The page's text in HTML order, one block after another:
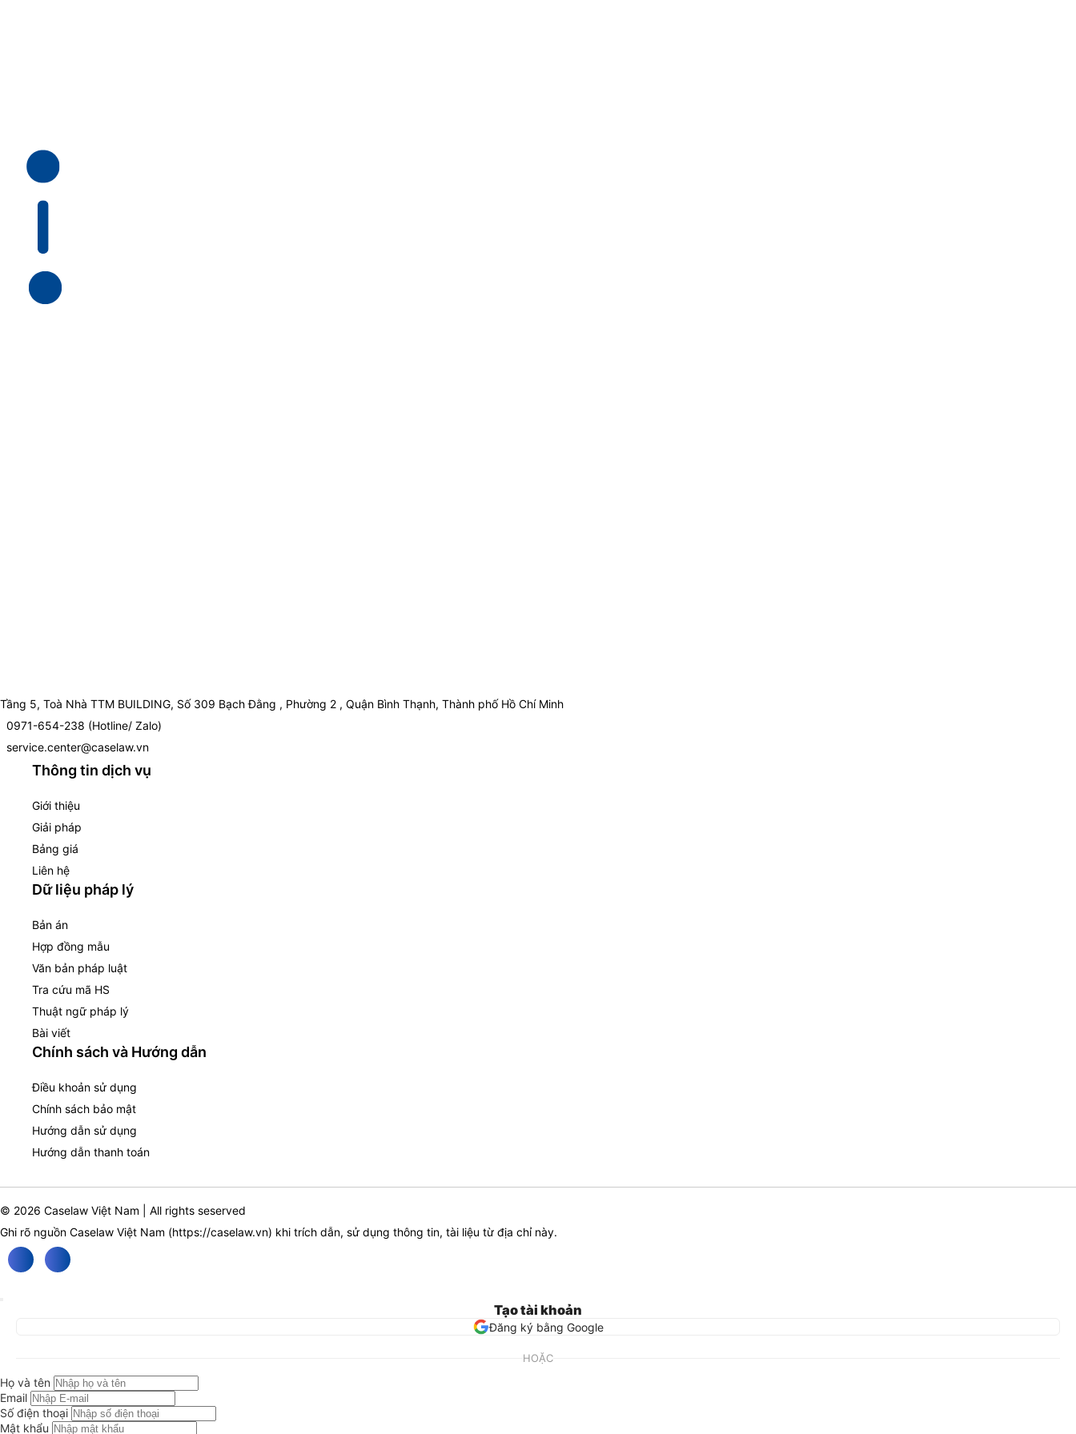
Tầng 5, Toà Nhà TTM BUILDING, Số 309 Bạch Đằng , Phường 2 , Quận Bình Thạnh, Thành phố Hồ Chí Minh
0971-654-238 (Hotline/ Zalo)
service.center@caselaw.vn
Thông tin dịch vụ
Giới thiệu
Giải pháp
Bảng giá
Liên hệ
Dữ liệu pháp lý
Bản án
Hợp đồng mẫu
Văn bản pháp luật
Tra cứu mã HS
Thuật ngữ pháp lý
Bài viết
Chính sách và Hướng dẫn
Điều khoản sử dụng
Chính sách bảo mật
Hướng dẫn sử dụng
Hướng dẫn thanh toán
© 2026 Caselaw Việt Nam | All rights seserved
Ghi rõ nguồn Caselaw Việt Nam (https://caselaw.vn) khi trích dẫn, sử dụng thông tin, tài liệu từ địa chỉ này.
Tạo tài khoản
Đăng ký bằng Google
HOẶC
Họ và tên
Email
Số điện thoại
Mật khẩu